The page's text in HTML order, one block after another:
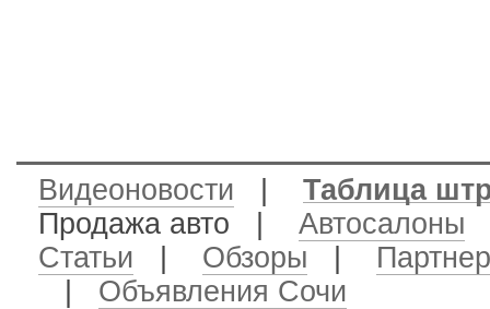
Видеоновости
Таблица
Продажа авто
Автосалоны
Статьи
Обзоры
Объявления Сочи